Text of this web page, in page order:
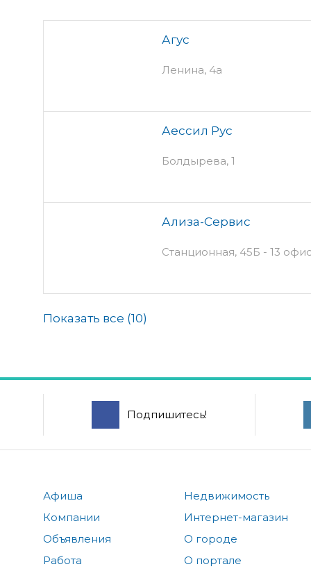
Агус
Ленина, 4а
Аессил Рус
Болдырева, 1
Ализа-Сервис
Станционная, 45Б - 13
Показать все (10)
Подпишитесь!
Афиша
Компании
Объявления
Работа
Недвижимость
Интернет-магазин
О городе
О портале